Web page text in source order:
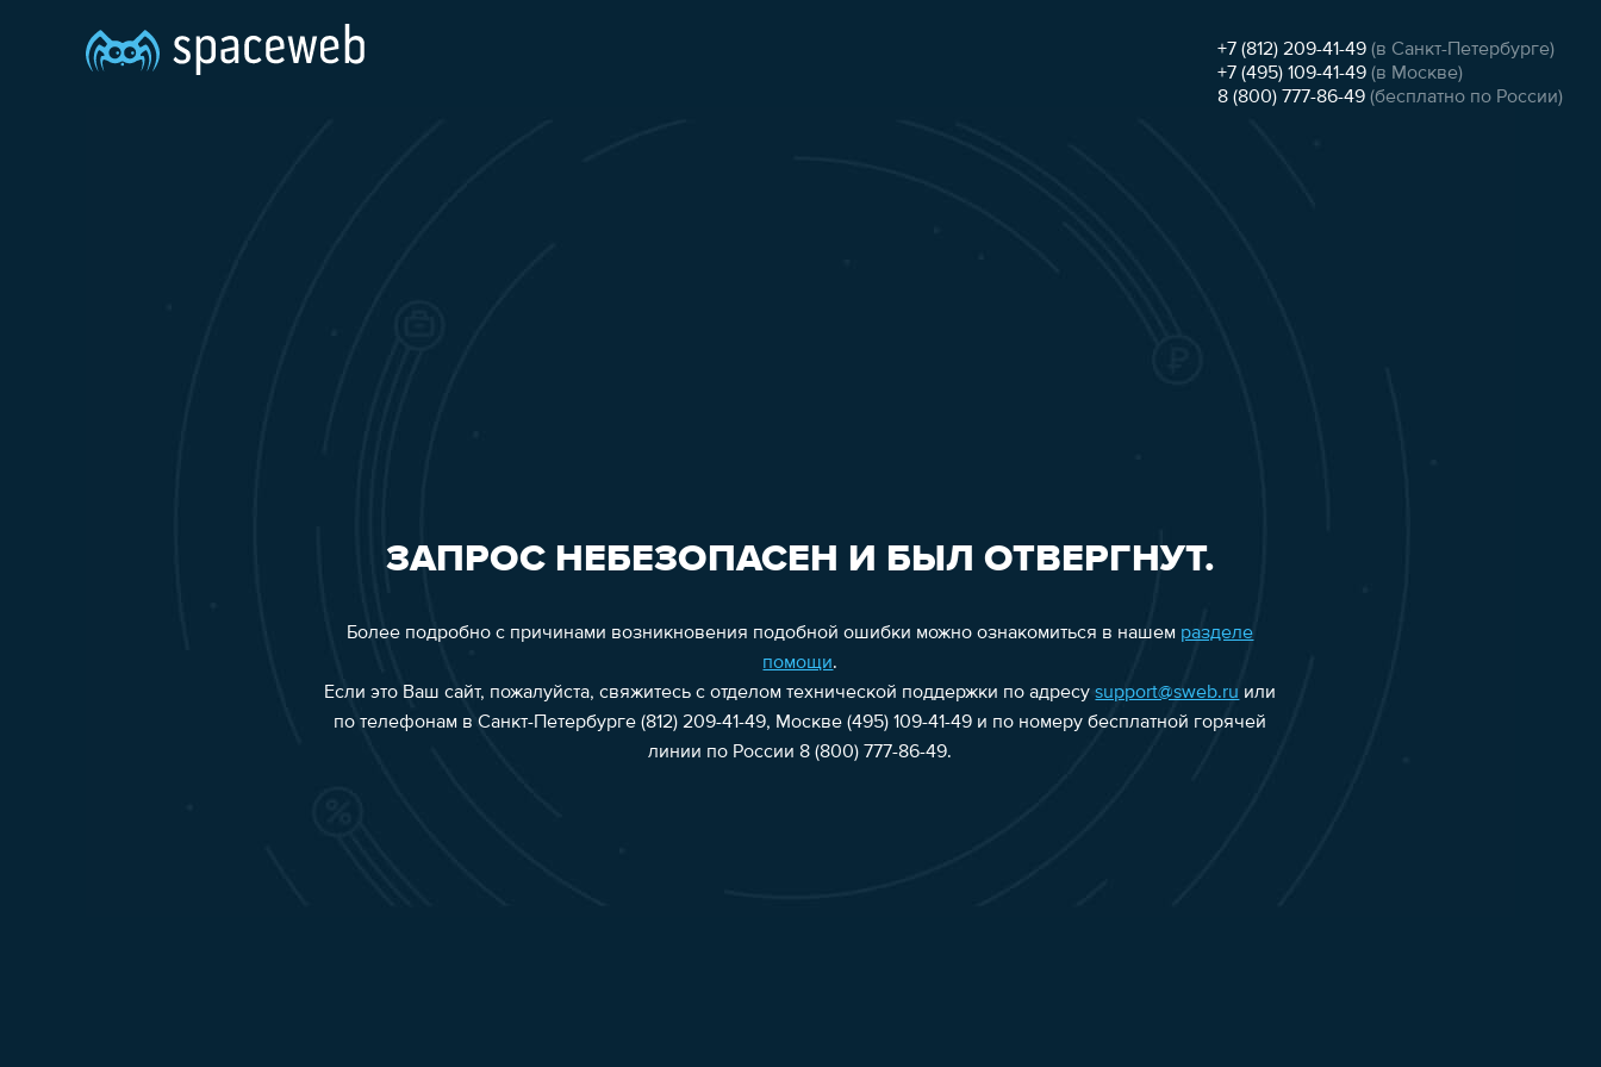
+7 (812) 209-41-49 (в Санкт-Петербурге)
+7 (495) 109-41-49 (в Москве)
8 (800) 777-86-49 (бесплатно по России)
ЗАПРОС НЕБЕЗОПАСЕН И БЫЛ ОТВЕРГНУТ.
Более подробно с причинами возникновения подобной ошибки можно ознакомиться в нашем разделе
помощи.
Если это Ваш сайт, пожалуйста, свяжитесь с отделом технической поддержки по адресуsupport@sweb.ru или
по телефонам в Санкт-Петербурге (812) 209-41-49, Москве (495) 109-41-49 и по номеру бесплатной горячей
линии по России 8 (800) 777-86-49.